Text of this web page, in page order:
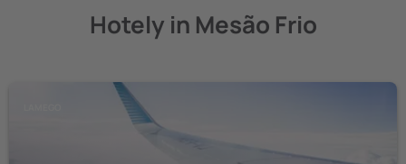
Hotely in Mesão Frio